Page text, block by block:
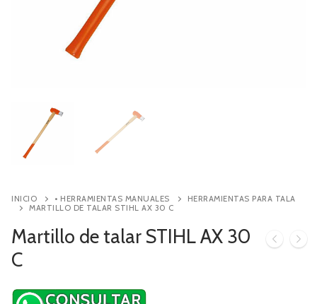
INICIO • HERRAMIENTAS MANUALES
HERRAMIENTAS PARA TALA
MARTILLO DE TALAR STIHL AX 30 C
Martillo de talar STIHL AX 30
C